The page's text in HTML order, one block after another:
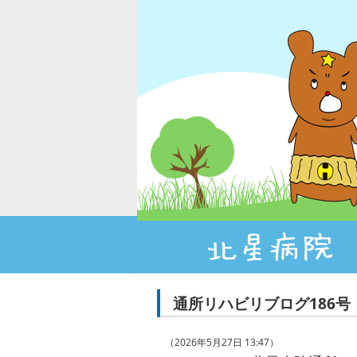
通所リハビリブログ186
（2026年5月27日 13:47）